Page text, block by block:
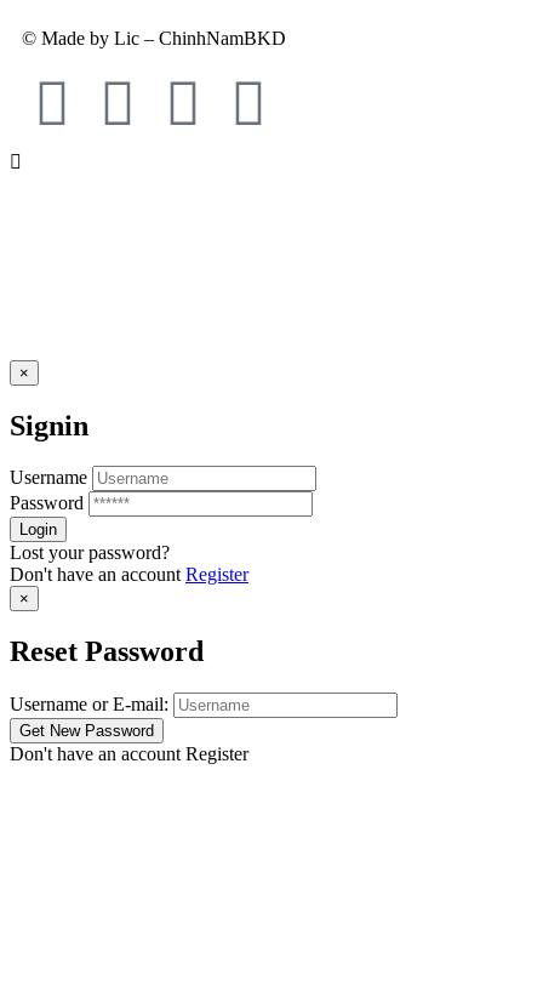
© Made by Lic – ChinhNamBKD
×
Signin
Username
Password
Lost your password?
Don't have an accountRegister
×
Reset Password
Username or E-mail:
Don't have an account Register